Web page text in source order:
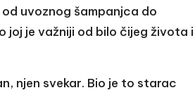
uvoznog šampanjca do
joj je važniji od bilo čijeg života i
njen svekar. Bio je to starac